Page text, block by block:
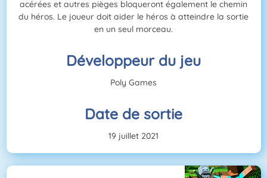
acérées et autres pièges bloqueront également le chemin
du héros. Le joueur doit aider le héros à atteindre la sortie
en un seul morceau.
Développeur du jeu
Poly Games
Date de sortie
19 juillet 2021